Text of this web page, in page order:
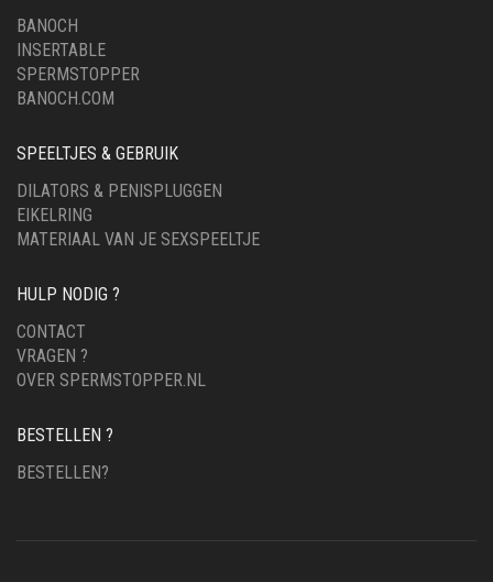
BANOCH
INSERTABLE
SPERMSTOPPER
BANOCH.COM
SPEELTJES & GEBRUIK
DILATORS & PENISPLUGGEN
EIKELRING
MATERIAAL VAN JE SEXSPEELTJE
HULP NODIG ?
CONTACT
VRAGEN ?
OVER SPERMSTOPPER.NL
BESTELLEN ?
BESTELLEN?